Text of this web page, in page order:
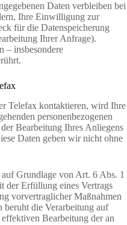
Daten verbleiben bei
Ihre Einwilligung zur
für die Datenspeicherung
Ihrer Anfrage).
– insbesondere
Telefax kontaktieren, wird Ihre
personenbezogenen
Bearbeitung Ihres Anliegens
Daten geben wir nicht ohne
Grundlage von Art. 6 Abs. 1
Erfüllung eines Vertrags
vorvertraglicher Maßnahmen
die Verarbeitung auf
Bearbeitung der an